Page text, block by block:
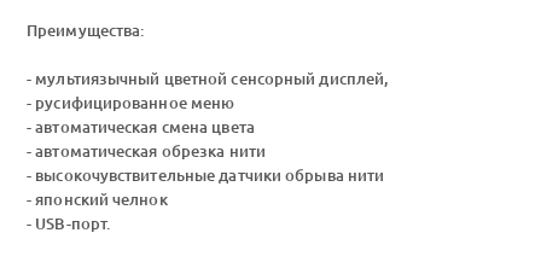
Преимущества:
- мультиязычный цветной сенсорный дисплей,
- русифицированное меню
- автоматическая смена цвета
- автоматическая обрезка нити
- высокочувствительные датчики обрыва нити
- японский челнок
- USB-порт.